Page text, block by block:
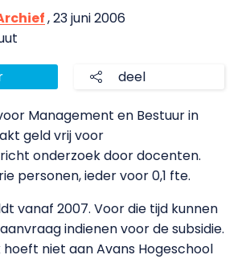
, 23 juni 2006
deel
Management en Bestuur in
geld vrij voor
onderzoek door docenten.
personen, ieder voor 0,1 fte.
vanaf 2007. Voor die tijd kunnen
indienen voor de subsidie.
niet aan Avans Hogeschool